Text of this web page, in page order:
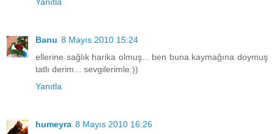
Banu 8 Mayıs 2010 15:24
ellerine sağlık harika olmuş... ben buna kaymağına doymuş
tatlı derim... sevgilerimle:))
Yanıtla
humeyra 8 Mayıs 2010 16:26